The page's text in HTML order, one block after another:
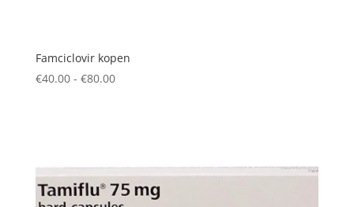
Famciclovir kopen
€40.00 - €80.00Prijsklasse: